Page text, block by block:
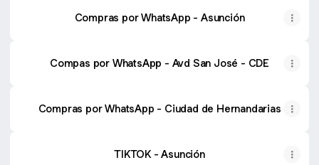
Compras por WhatsApp - Asunción
Compas por WhatsApp - Avd San José - CDE
Compras por WhatsApp - Ciudad de Hernandarias
TIKTOK - Asunción